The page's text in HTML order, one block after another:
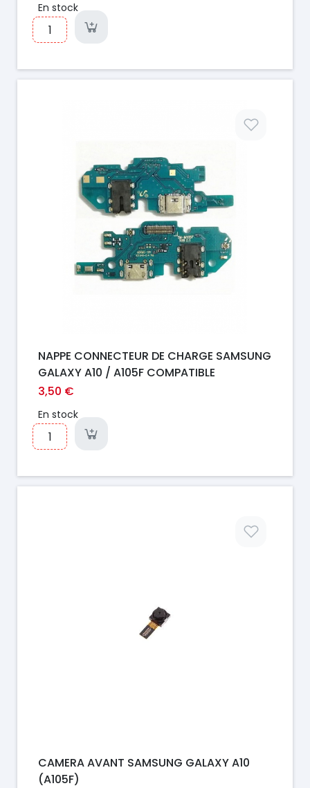
En stock
NAPPE CONNECTEUR DE CHARGE SAMSUNG
GALAXY A10 / A105F COMPATIBLE
3,50 €
En stock
CAMERA AVANT SAMSUNG GALAXY A10
(A105F)